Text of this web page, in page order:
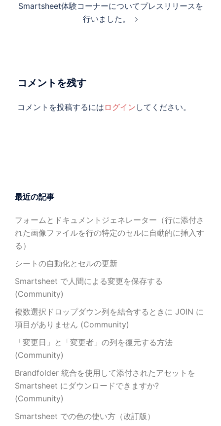
ゲSmartsheet体験コーナーについてプレスリリースを
行いました。
コメントを残す
コメントを投稿するには ログイン してください。
最近の記事
フォームとドキュメントジェネレーター（行に添付さ
れた画像ファイルを行の特定のセルに自動的に挿入す
る）
シートの自動化とセルの更新
Smartsheet で人間による変更を保存する
(Community)
複数選択ドロップダウン列を結合するときに JOIN に
項目がありません (Community)
「変更日」と「変更者」の列を復元する方法
(Community)
Brandfolder 統合を使用して添付されたアセットを
Smartsheet にダウンロードできますか?
(Community)
Smartsheet での色の使い方（改訂版）